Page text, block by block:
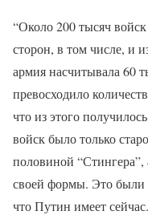
“Около 200 тысяч
сторон, в том числе, и
армия насчитывала 60
превосходило
что из этого
войск было только
половиной
своей формы. Это были
что Путин имеет